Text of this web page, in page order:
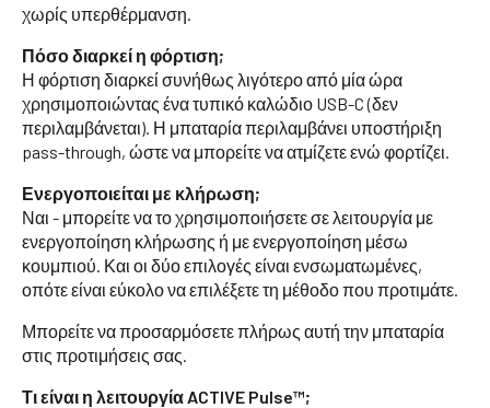
χωρίς υπερθέρμανση.
Πόσο διαρκεί η φόρτιση;
Η φόρτιση διαρκεί συνήθως λιγότερο από μία ώρα
χρησιμοποιώντας ένα τυπικό καλώδιο USB-C (δεν
περιλαμβάνεται). Η μπαταρία περιλαμβάνει υποστήριξη
pass-through, ώστε να μπορείτε να ατμίζετε ενώ φορτίζει.
Ενεργοποιείται με κλήρωση;
Ναι - μπορείτε να το χρησιμοποιήσετε σε λειτουργία με
ενεργοποίηση κλήρωσης ή με ενεργοποίηση μέσω
κουμπιού. Και οι δύο επιλογές είναι ενσωματωμένες,
οπότε είναι εύκολο να επιλέξετε τη μέθοδο που προτιμάτε.
Μπορείτε να προσαρμόσετε πλήρως αυτή την μπαταρία
στις προτιμήσεις σας.
Τι είναι η λειτουργία ACTIVE Pulse™;